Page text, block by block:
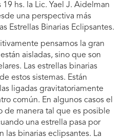
hs. la Lic. Yael J. Aidelman
una perspectiva más
Estrellas Binarias Eclipsantes.
pensamos la gran
aisladas, sino que son
Las estrellas binarias
estos sistemas. Están
ligadas gravitatoriamente
común. En algunos casos el
de manera tal que es posible
una estrella pasa por
las binarias eclipsantes. La